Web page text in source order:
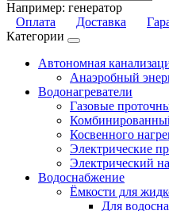
Например: генератор
Оплата
Доставка
Категории
Автономная
Анаэробный
Водонагреватели
Газовые
Косвенного
Электрические
Электрический
Водоснабжение
Ёмкости для
Для